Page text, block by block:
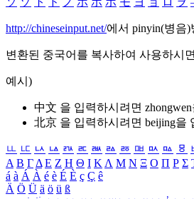
http://chineseinput.net/에서 pinyin(병음
변환된 중국어를 복사하여 사용하시
예시)
中文 을 입력하시려면 zhongwen
北京 을 입력하시려면 beijing을
ㅥ ㅦ ㅧ ㅨ ㅩ ㅪ ㅫ ㅬ ㅭ ㅮ ㅯ ㅰ ㅱ
Α Β ΓΔ Ε Ζ Η Θ Ι ΚΛ Μ Ν Ξ Ο Π Ρ Σ
á à Á À é è É È ç Ç ê
Ä Ö Ü ä ö ü ß